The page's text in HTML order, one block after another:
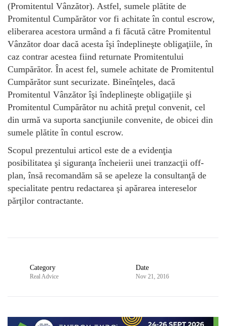
(Promitentul Vânzător). Astfel, sumele plătite de
Promitentul Cumpărător vor fi achitate în contul escrow,
eliberarea acestora urmând a fi făcută către Promitentul
Vânzător doar dacă acesta îşi îndeplineşte obligaţiile, în
caz contrar acestea fiind returnate Promitentului
Cumpărător. În acest fel, sumele achitate de Promitentul
Cumpărător sunt securizate. Bineînţeles, dacă
Promitentul Vânzător îşi îndeplineşte obligaţiile şi
Promitentul Cumpărător nu achită preţul convenit, cel
din urmă va suporta sancţiunile convenite, de obicei din
sumele plătite în contul escrow.
Scopul prezentului articol este de a evidenţia
posibilitatea şi siguranţa încheierii unei tranzacţii off-
plan, însă recomandăm să se apeleze la consultanţă de
specialitate pentru redactarea şi apărarea intereselor
părţilor contractante.
Category
Real Advice
Date
Nov 21, 2016